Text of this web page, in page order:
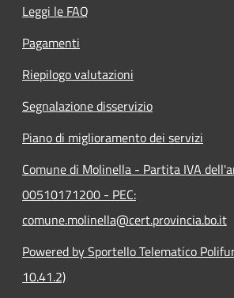
Leggi le FAQ
Pagamenti
Riepilogo valutazioni
Segnalazione disservizio
Piano di miglioramento dei servizi
Comune di Molinella - Partita IVA
00510171200 - PEC:
comune.molinella@cert.provincia.bo.it
Powered by Sportello Telematico
10.41.2)